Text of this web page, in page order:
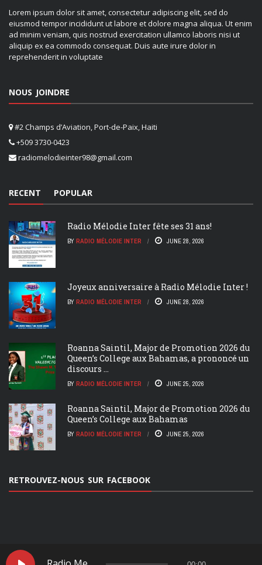
Lorem ipsum dolor sit amet, consectetur adipiscing elit, sed do
eiusmod tempor incididunt ut labore et dolore magna aliqua. Ut enim
ad minim veniam, quis nostrud exercitation ullamco laboris nisi ut
aliquip ex ea commodo consequat. Duis aute irure dolor in
reprehenderit in voluptate
NOUS JOINDRE
#2 Champs d’Aviation, Port-de-Paix, Haiti
+509 3730-0423
radiomelodieinter98@gmail.com
RECENT POPULAR
Radio Mélodie Inter fête ses 31 ans!
BY RADIO MÉLODIE INTER JUNE 28, 2026
Joyeux anniversaire à Radio Mélodie Inter !
BY RADIO MÉLODIE INTER JUNE 28, 2026
Roanna Saintil, Major de Promotion 2026 du
Queen’s College aux Bahamas, a prononcé un
discours ...
BY RADIO MÉLODIE INTER JUNE 25, 2026
Roanna Saintil, Major de Promotion 2026 du
Queen’s College aux Bahamas
BY RADIO MÉLODIE INTER JUNE 25, 2026
RETROUVEZ-NOUS SUR FACEBOOK
ACCUEIL